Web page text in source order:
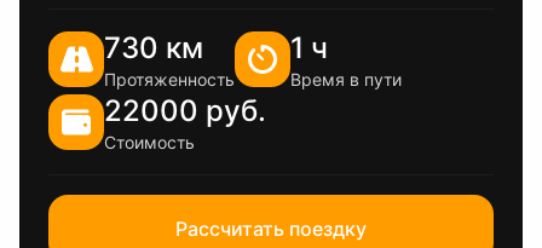
730 км
Протяженность
1 ч
Время в пути
22000 руб.
Стоимость
Рассчитать поездку